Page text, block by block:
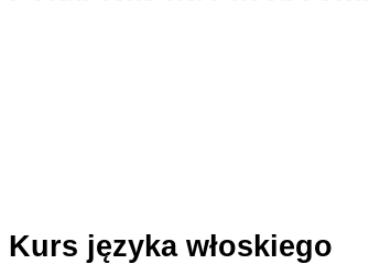
Kurs języka włoskiego